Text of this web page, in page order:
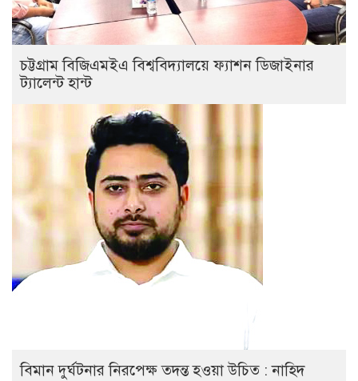
চট্টগ্রাম বিজিএমইএ বিশ্ববিদ্যালয়ে ফ্যাশন ডিজাইনার
ট্যালেন্ট হান্ট
বিমান দুর্ঘটনার নিরপেক্ষ তদন্ত হওয়া উচিত : নাহিদ